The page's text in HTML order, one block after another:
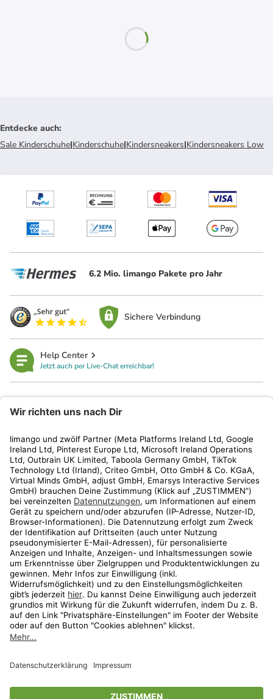
Entdecke auch:
Sale Kinderschuhe|Kinderschuhe|Kindersneakers|Kindersneakers Low
6.2 Mio. limango Pakete pro Jahr
Sichere Verbindung
Help Center
Jetzt auch per Live-Chat erreichbar!
Kundenservice
Shop
Aktionen
Travel